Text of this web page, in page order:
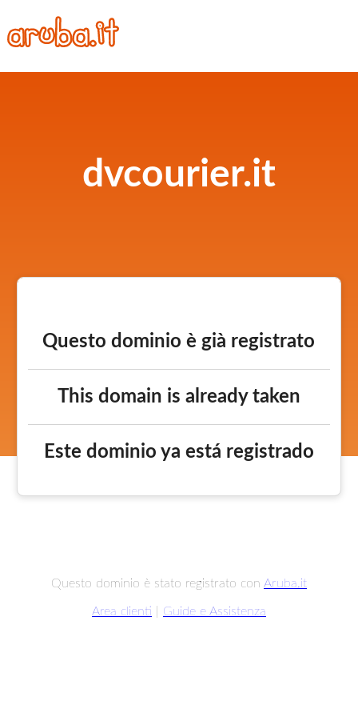
dvcourier.it
Questo dominio è già registrato
This domain is already taken
Este dominio ya está registrado
Questo dominio è stato registrato con Aruba.it
Area clienti Guide e Assistenza